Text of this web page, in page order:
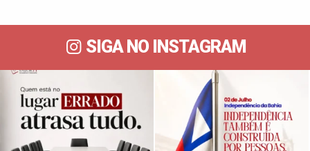
SIGA NO INSTAGRAM